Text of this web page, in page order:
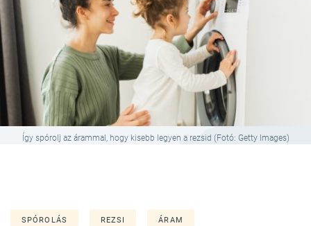
Így spórolj az árammal, hogy kisebb legyen a rezsid (Fotó: Getty Images)
SPÓROLÁS REZSI ÁRAM